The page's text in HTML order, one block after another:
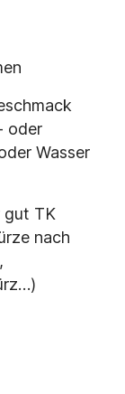
oder
Wasser
gut TK
nach